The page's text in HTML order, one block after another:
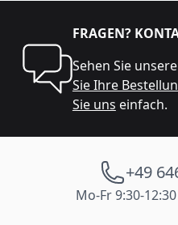
FRAGEN?
Sehen Sie
Sie Ihre
Sie uns einfach.
+49
Mo-Fr 9:30-